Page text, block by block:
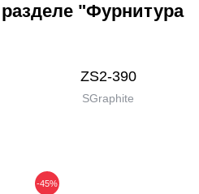
"Фурнитура
ZS2-390
SGraphite
-45%